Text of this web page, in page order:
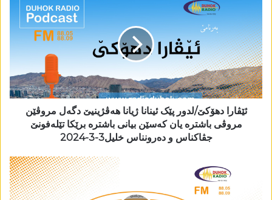
ئێڤارا دھۆکێ/لدور پێک ئینانا ژیانا ھەڤژینیێ دگەل مروڤێن
مروڤی باشترە یان کەسێن بیانی باشترە برێکا تێلەفونێ
جڤاکناس و دەرونناس خلیل3-3-2024